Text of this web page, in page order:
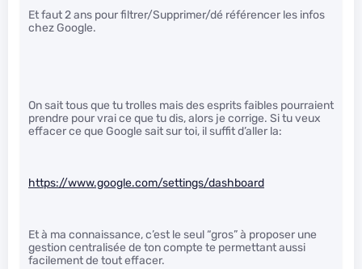
Et faut 2 ans pour filtrer/Supprimer/dé référencer les infos
chez Google.
On sait tous que tu trolles mais des esprits faibles pourraient
prendre pour vrai ce que tu dis, alors je corrige. Si tu veux
effacer ce que Google sait sur toi, il suffit d’aller la:
https://www.google.com/settings/dashboard
Et à ma connaissance, c’est le seul “gros” à proposer une
gestion centralisée de ton compte te permettant aussi
facilement de tout effacer.